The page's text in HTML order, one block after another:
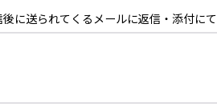
に送られてくるメールに返信・添付に